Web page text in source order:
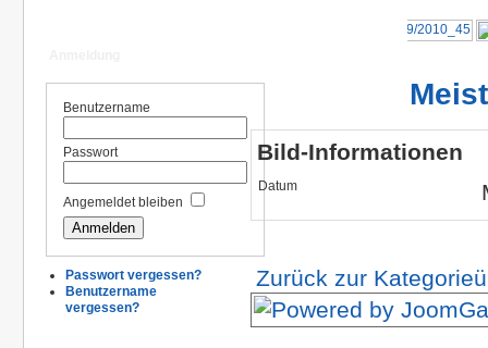
Benutzername
Passwort
Angemeldet bleiben
Passwort vergessen?
Benutzername
vergessen?
Bild-Informationen
Datum
Zurück zur